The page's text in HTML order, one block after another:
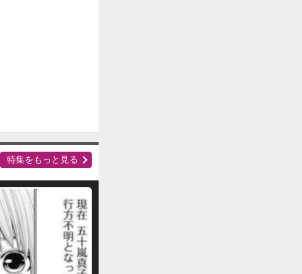
購入する
購入する
特集をもっと見る